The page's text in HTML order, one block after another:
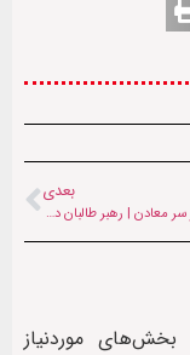
بعدی
در میانه تنش بر سر معادن | رهبر طالبان دستور رصد دارایی فرماندهان بدخشانی را داد
بخش‌های موردنیاز